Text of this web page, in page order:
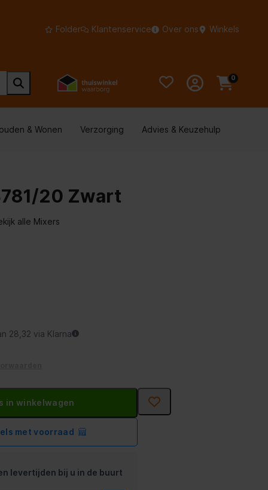
Folder Klantenservice Over ons Winkels
0
& Wonen Verzorging Advies & Keuzehulp
20 Zwart
alle Mixers
28,32 via Klarna
in winkelwagen
met voorraad
levertijden bij u in de buurt